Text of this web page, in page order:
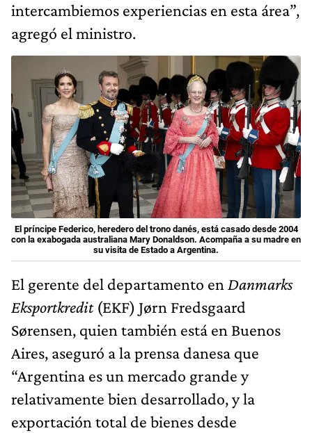
intercambiemos experiencias en esta área”,
agregó el ministro.
El príncipe Federico, heredero del trono danés, está casado desde 2004
con la exabogada australiana Mary Donaldson. Acompaña a su madre en
su visita de Estado a Argentina.
El gerente del departamento en Danmarks
Eksportkredit(EKF) Jørn Fredsgaard
Sørensen, quien también está en Buenos
Aires, aseguró a la prensa danesa que
“Argentina es un mercado grande y
relativamente bien desarrollado, y la
exportación total de bienes desde